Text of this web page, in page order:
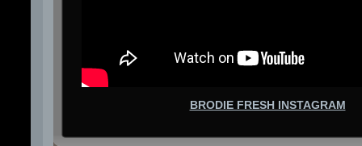
BRODIE FRESH INSTAGRAM